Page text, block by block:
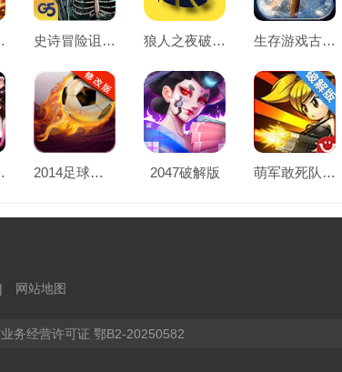
版 史诗冒险诅咒之船破解版 狼人之夜破解版 生存游戏古龙破解版
版 2014足球萌将破解版 2047破解版 萌军敢死队破解版
网站地图
务经营许可证 鄂B2-20250582